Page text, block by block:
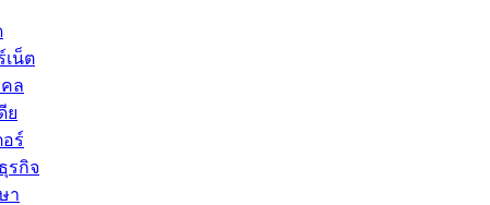
เน็ต
ล
ย
อร์
รกิจ
า